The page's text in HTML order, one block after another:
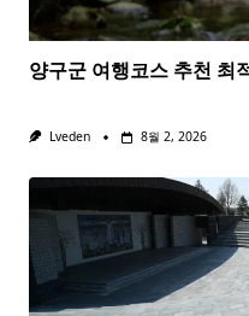
양구군 여행코스 추천
Lveden 8월 2, 2026